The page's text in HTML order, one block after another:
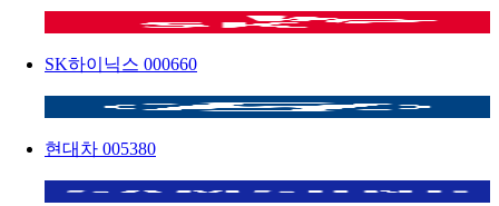
SK하이닉스 000660
현대차 005380